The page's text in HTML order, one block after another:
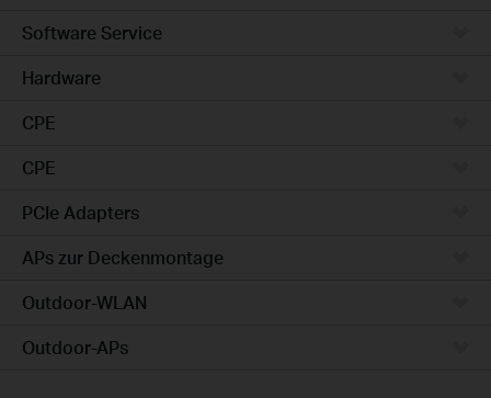
Software Service
Hardware
CPE
CPE
PCIe Adapters
APs zur Deckenmontage
Outdoor-WLAN
Outdoor-APs